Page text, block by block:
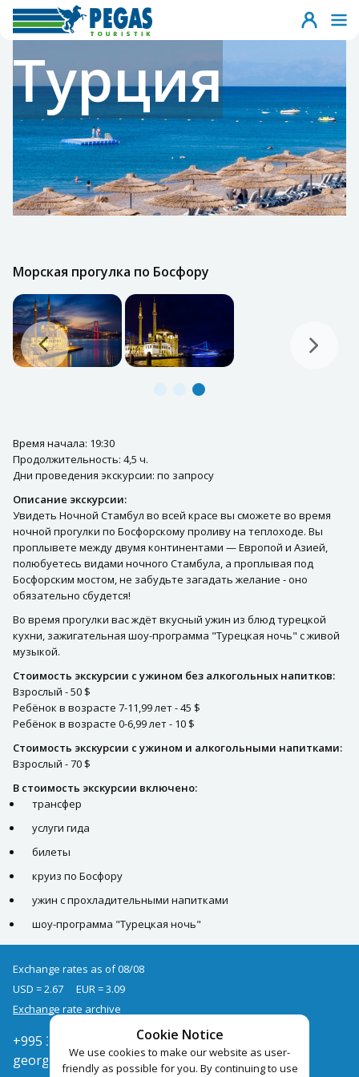
Турция
Морская прогулка по Босфору
Время начала: 19:30
Продолжительность: 4,5 ч.
Дни проведения экскурсии: по запросу
Описание экскурсии:
Увидеть Ночной Стамбул во всей красе вы сможете во время
ночной прогулки по Босфорскому проливу на теплоходе. Вы
проплывете между двумя континентами — Европой и Азией,
полюбуетесь видами ночного Стамбула, а проплывая под
Босфорским мостом, не забудьте загадать желание - оно
обязательно сбудется!
Во время прогулки вас ждёт вкусный ужин из блюд турецкой
кухни, зажигательная шоу-программа "Турецкая ночь" с живой
музыкой.
Стоимость экскурсии с ужином без алкогольных напитков:
Взрослый - 50 $
Ребёнок в возрасте 7-11,99 лет - 45 $
Ребёнок в возрасте 0-6,99 лет - 10 $
Стоимость экскурсии с ужином и алкогольными напитками:
Взрослый - 70 $
В стоимость экскурсии включено:
трансфер
услуги гида
билеты
круиз по Босфору
ужин с прохладительными напитками
шоу-программа "Турецкая ночь"
Cookie Notice
We use cookies to make our website as user-
friendly as possible for you. By continuing to use
Exchange rates as of 08/08
USD = 2.67
EUR = 3.09
Exchange rate archive
+995 322050666
georgia@pegast.ge